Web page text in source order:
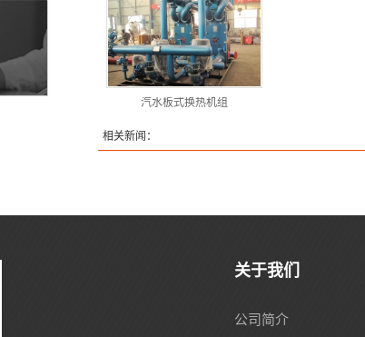
汽水板式换热机组
相关新闻：
关于我们
公司简介